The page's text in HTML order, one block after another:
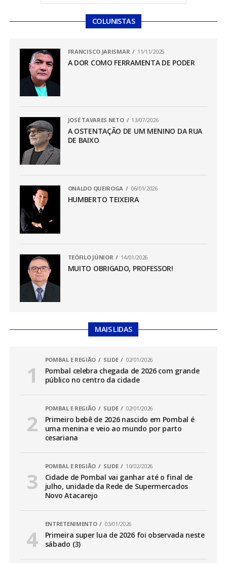
COLUNISTAS
FRANCISCO JARISMAR 11/11/2025
A DOR COMO FERRAMENTA DE PODER
JOSÉ TAVARES NETO 13/07/2026
A OSTENTAÇÃO DE UM MENINO DA RUA
DE BAIXO
ONALDO QUEIROGA 06/01/2026
HUMBERTO TEIXEIRA
TEÓFILO JÚNIOR 14/01/2026
MUITO OBRIGADO, PROFESSOR!
MAIS LIDAS
POMBAL E REGIÃO SLIDE 02/01/2026
Pombal celebra chegada de 2026 com grande
público no centro da cidade
POMBAL E REGIÃO SLIDE 02/01/2026
Primeiro bebê de 2026 nascido em Pombal é
uma menina e veio ao mundo por parto
cesariana
POMBAL E REGIÃO SLIDE 10/02/2026
Cidade de Pombal vai ganhar até o final de
julho, unidade da Rede de Supermercados
Novo Atacarejo
ENTRETENIMENTO 03/01/2026
Primeira super lua de 2026 foi observada neste
sábado (3)